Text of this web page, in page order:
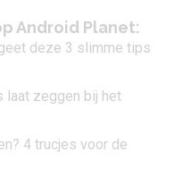
Android Planet:
deze 3 slimme tips
laat zeggen bij het
4 trucjes voor de